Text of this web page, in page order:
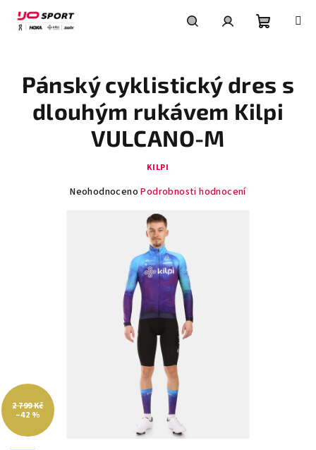
obsah
košík
Pánský cyklistický dres s
dlouhým rukávem Kilpi
VULCANO-M
KILPI
Průměrné
Neohodnoceno Podrobnosti hodnocení
2 799 Kč
–42 %